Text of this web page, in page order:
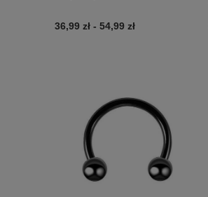
36,99 zł - 54,99 zł